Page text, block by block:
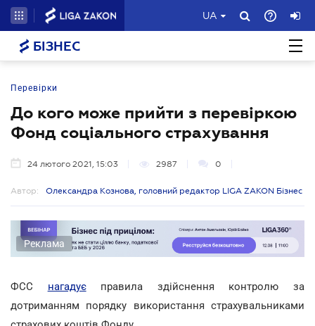
UA
БІЗНЕС
Перевірки
До кого може прийти з перевіркою
Фонд соціального страхування
24 лютого 2021, 15:03 2987 0
Автор: Олександра Кознова, головний редактор LIGA ZAKON Бізнес
Реклама
ФСС нагадуєправила здійснення контролю за
дотриманням порядку використання страхувальниками